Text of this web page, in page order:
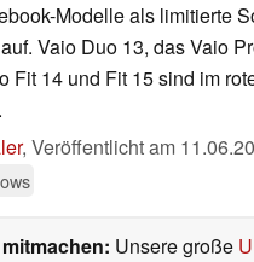
Modelle als limitierte
Vaio Duo 13, das Vaio
Fit 14 und Fit 15 sind im
, Veröffentlicht am
Unsere große